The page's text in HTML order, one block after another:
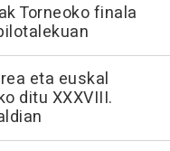
Torneoko finala
eta euskal
ditu XXXVIII.